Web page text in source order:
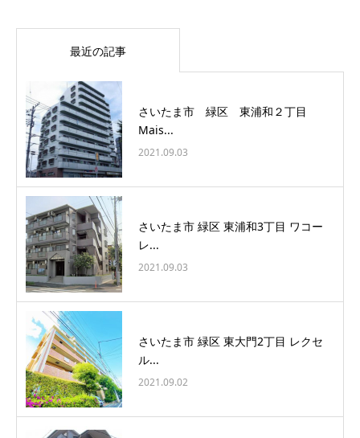
最近の記事
さいたま市 緑区 東浦和２丁目
Mais...
2021.09.03
さいたま市 緑区 東浦和3丁目 ワコー
レ...
2021.09.03
さいたま市 緑区 東大門2丁目 レクセ
ル...
2021.09.02